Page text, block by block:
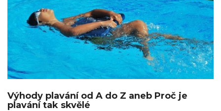
Výhody plavání od A do Z aneb Proč je
plavání tak skvělé